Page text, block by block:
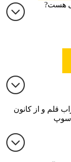
قلم و از کانون
سوپ